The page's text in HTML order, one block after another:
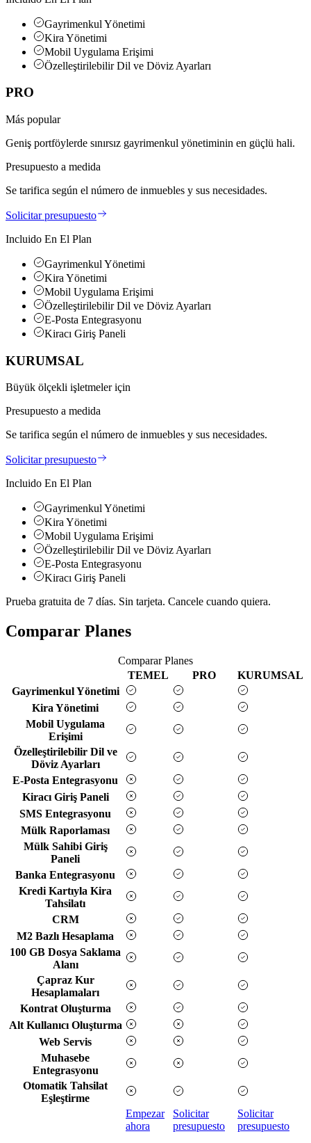
Gayrimenkul Yönetimi
Kira Yönetimi
Mobil Uygulama Erişimi
Özelleştirilebilir Dil ve Döviz Ayarları
PRO
Más popular
Geniş portföylerde sınırsız gayrimenkul yönetiminin en güçlü hali.
Presupuesto a medida
Se tarifica según el número de inmuebles y sus necesidades.
Solicitar presupuesto
Incluido En El Plan
Gayrimenkul Yönetimi
Kira Yönetimi
Mobil Uygulama Erişimi
Özelleştirilebilir Dil ve Döviz Ayarları
E-Posta Entegrasyonu
Kiracı Giriş Paneli
KURUMSAL
Büyük ölçekli işletmeler için
Presupuesto a medida
Se tarifica según el número de inmuebles y sus necesidades.
Solicitar presupuesto
Incluido En El Plan
Gayrimenkul Yönetimi
Kira Yönetimi
Mobil Uygulama Erişimi
Özelleştirilebilir Dil ve Döviz Ayarları
E-Posta Entegrasyonu
Kiracı Giriş Paneli
Prueba gratuita de 7 días. Sin tarjeta. Cancele cuando quiera.
Comparar Planes
Comparar Planes
TEMEL
PRO
KURUMSAL
Gayrimenkul Yönetimi
Kira Yönetimi
Mobil Uygulama
Erişimi
Özelleştirilebilir Dil ve
Döviz Ayarları
E-Posta Entegrasyonu
Kiracı Giriş Paneli
SMS Entegrasyonu
Mülk Raporlaması
Mülk Sahibi Giriş
Paneli
Banka Entegrasyonu
Kredi Kartıyla Kira
Tahsilatı
CRM
M2 Bazlı Hesaplama
100 GB Dosya Saklama
Alanı
Çapraz Kur
Hesaplamaları
Kontrat Oluşturma
Alt Kullanıcı Oluşturma
Web Servis
Muhasebe
Entegrasyonu
Otomatik Tahsilat
Eşleştirme
Empezar
ahora
Solicitar
presupuesto
Solicitar
presupuesto